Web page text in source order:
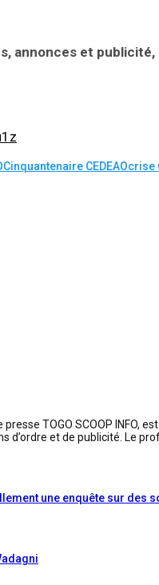
annonces et
Cinquantenaire CEDEAOcrise
TOGO SCOOP INFO,
d’ordre et de publicité. Le
une enquête sur des